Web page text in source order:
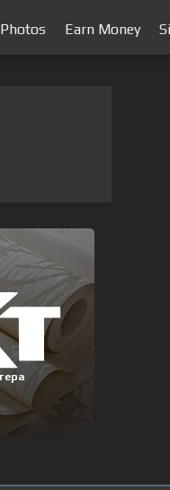
Photos Earn Money